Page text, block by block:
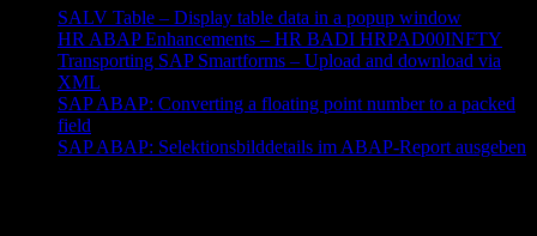
SALV Table – Display table data in a popup window
HR ABAP Enhancements – HR BADI HRPAD00INFTY
Transporting SAP Smartforms – Upload and download via
XML
SAP ABAP: Converting a floating point number to a packed
field
SAP ABAP: Selektionsbilddetails im ABAP-Report ausgeben